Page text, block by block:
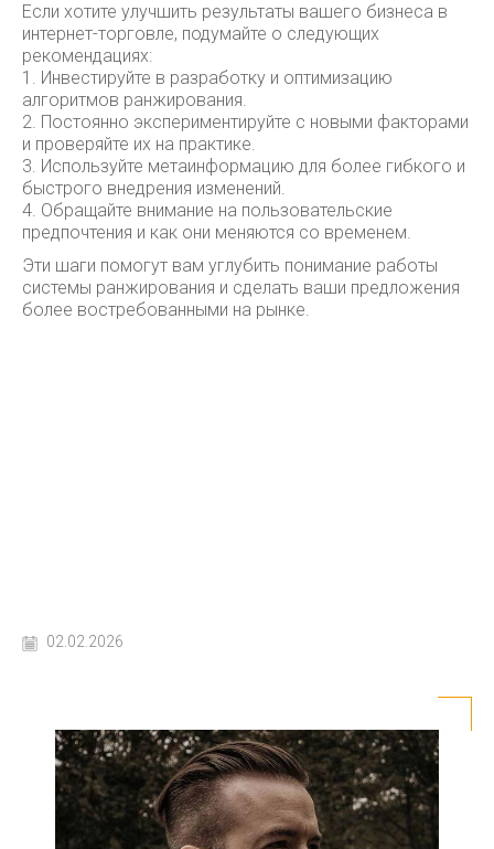
Если хотите улучшить результаты вашего бизнеса в
интернет-торговле, подумайте о следующих
рекомендациях:
1. Инвестируйте в разработку и оптимизацию
алгоритмов ранжирования.
2. Постоянно экспериментируйте с новыми факторами
и проверяйте их на практике.
3. Используйте метаинформацию для более гибкого и
быстрого внедрения изменений.
4. Обращайте внимание на пользовательские
предпочтения и как они меняются со временем.
Эти шаги помогут вам углубить понимание работы
системы ранжирования и сделать ваши предложения
более востребованными на рынке.
02.02.2026